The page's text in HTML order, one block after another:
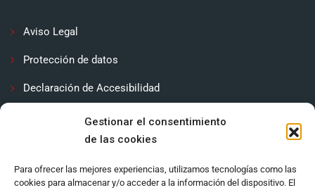
Gestionar el consentimiento
de las cookies
Para ofrecer las mejores experiencias, utilizamos tecnologías como las
cookies para almacenar y/o acceder a la información del dispositivo. El
Aviso Legal
Protección de datos
Declaración de Accesibilidad
Política de cookies (UE)